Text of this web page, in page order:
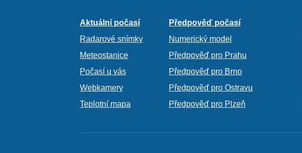
Aktuální počasí
Radarové snímky
Meteostanice
Počasí u vás
Webkamery
Teplotní mapa
Předpověď počasí
Numerický model
Předpověď pro Prahu
Předpověď pro Brno
Předpověď pro Ostravu
Předpověď pro Plzeň